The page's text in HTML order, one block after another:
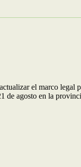
el marco
de agosto en la